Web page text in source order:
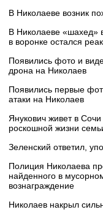
В Николаеве возник
В Николаеве «шахед»
в воронке остался
Появились фото и
дрона на Николаев
Появились первые
атаки на Николаев
Янукович живет в
роскошной жизни
Зеленский ответил,
Полиция Николаева
найденного в
вознаграждение
Николаев накрыл